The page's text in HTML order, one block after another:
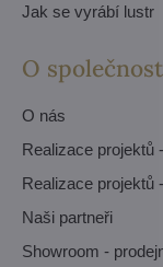
Jak se vyrábí lustr
O
O nás
Realizace projektů
Realizace projektů
Naši partneři
Showroom -